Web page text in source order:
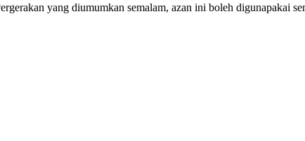
yang diumumkan semalam, azan ini boleh digunapakai